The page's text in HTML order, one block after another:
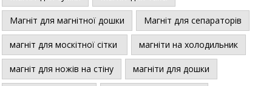
Магніт для магнітної дошки Магніт для сепараторів
магніт для москітної сітки магніти на холодильник
магніт для ножів на стіну магніти для дошки